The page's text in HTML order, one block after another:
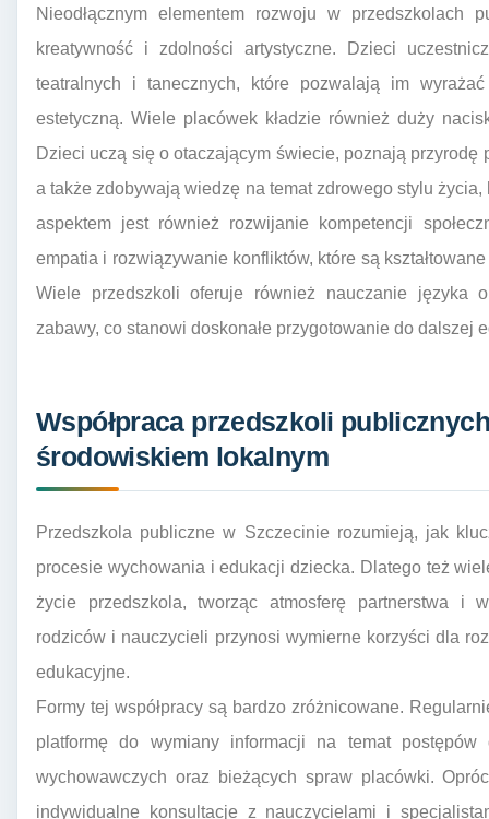
Nieodłącznym elementem rozwoju w przedszkolach
kreatywność i zdolności artystyczne. Dzieci
teatralnych i tanecznych, które pozwalają im
estetyczną. Wiele placówek kładzie również duży
Dzieci uczą się o otaczającym świecie, poznają przyrodę
a także zdobywają wiedzę na temat zdrowego stylu
aspektem jest również rozwijanie kompetencji
empatia i rozwiązywanie konfliktów, które są
Wiele przedszkoli oferuje również nauczanie języka
zabawy, co stanowi doskonałe przygotowanie do dalszej
Współpraca przedszkoli
środowiskiem lokalnym
Przedszkola publiczne w Szczecinie rozumieją, jak
procesie wychowania i edukacji dziecka. Dlatego też
życie przedszkola, tworząc atmosferę partnerstwa i
rodziców i nauczycieli przynosi wymierne korzyści dla
edukacyjne.
Formy tej współpracy są bardzo zróżnicowane.
platformę do wymiany informacji na temat postępów
wychowawczych oraz bieżących spraw placówki.
indywidualne konsultacje z nauczycielami i